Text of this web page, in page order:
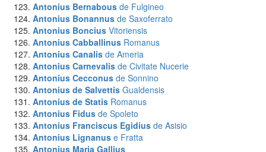
Antonius Bernabous de Fulgineo
Antonius Bonannus de Saxoferrato
Antonius Boncius Vitoriensis
Antonius Cabballinus Romanus
Antonius Canalis de Ameria
Antonius Carnevalis de Civitate Nucerie
Antonius Cecconus de Sonnino
Antonius de Salvettis Gualdensis
Antonius de Statis Romanus
Antonius Fidus de Spoleto
Antonius Franciscus Egidius de Asisio
Antonius Lignanus e Fratta
Antonius Maria Gallius